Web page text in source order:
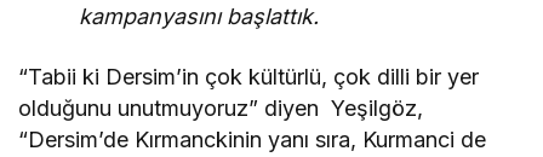
kampanyasını başlattık.
“Tabii ki Dersim’in çok kültürlü, çok dilli bir yer
olduğunu unutmuyoruz” diyen Yeşilgöz,
“Dersim’de Kırmanckinin yanı sıra, Kurmanci de